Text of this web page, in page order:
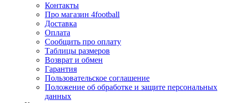
Контакты
Про магазин 4football
Доставка
Оплата
Сообщить про оплату
Таблицы размеров
Возврат и обмен
Гарантия
Пользовательское соглашение
Положение об обработке и защите персональных
данных